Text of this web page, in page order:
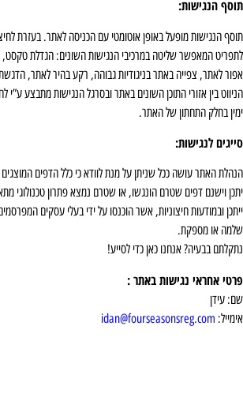
הנגישות:
הנגישות מופעל באופן אוטומטי עם הכניסה לאתר. בעזרת
המאפשר שליטה במרכיבי הנגישות השונים: הגדלת טקסט,
לאתר, צפייה באתר בניגודיות גבוהה, רקע בהיר לאתר, הדגשת
בין אזורי התוכן השונים באתר ובסרגל הנגישות מתבצע ע”י
בחלק התחתון של האתר.
לנגישות:
האתר עושה ככל שניתן על מנת לוודא כי כלל הדפים המוצגים
וישנם דפים שטרם הונגשו, או שטרם נמצא פתרון טכנולוגי
ובמודעות חיצוניות, אשר הוכנסו על ידי בעלי עסקים
או מספקת.
בבעיה? אנחנו כאן כדי לסייע!
אחראי נגישות באתר :
עידן
idan@fourseasonsreg.com